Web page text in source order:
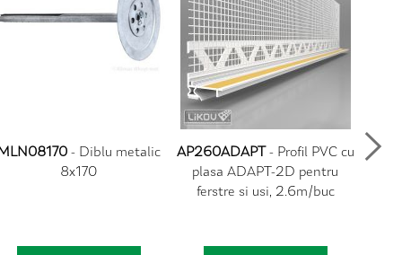
- Diblu metalic
8x170
AP260ADAPT
- Profil PVC cu
plasa ADAPT-2D pentru
ferstre si usi, 2.6m/buc